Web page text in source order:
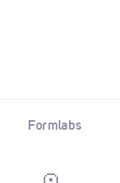
Formlabs